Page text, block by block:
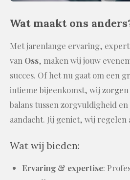
Wat maakt ons
Met jarenlange ervaring,
van Oss, maken wij jouw
succes. Of het nu gaat om een
intieme bijeenkomst, wij
balans tussen zorgvuldigheid
aandacht. Jij geniet, wij regelen
Wat wij bieden:
Ervaring & expertise: